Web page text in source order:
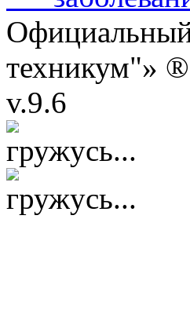
техникум"»
v.9.6